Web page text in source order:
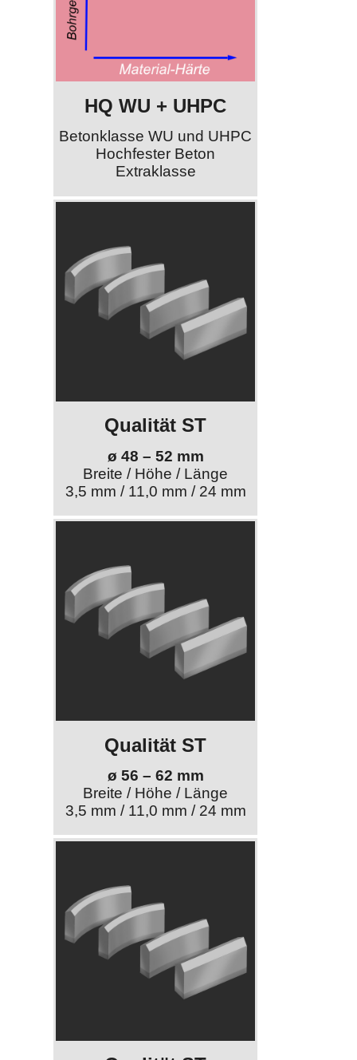
HQ WU + UHPC
Betonklasse WU und UHPC
Hochfester Beton
Extraklasse
Qualität ST
ø 48 – 52 mm
Breite / Höhe / Länge
3,5 mm / 11,0 mm / 24 mm
Qualität ST
ø 56 – 62 mm
Breite / Höhe / Länge
3,5 mm / 11,0 mm / 24 mm